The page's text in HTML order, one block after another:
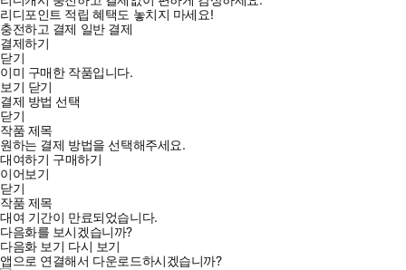
리디포인트 적립 혜택도 놓치지 마세요!
충전하고 결제 일반 결제
결제하기
닫기
이미 구매한 작품입니다.
보기 닫기
결제 방법 선택
닫기
작품 제목
원하는 결제 방법을 선택해주세요.
대여하기 구매하기
이어보기
닫기
작품 제목
대여 기간이 만료되었습니다.
다음화를 보시겠습니까?
다음화 보기 다시 보기
앱으로 연결해서 다운로드하시겠습니까?